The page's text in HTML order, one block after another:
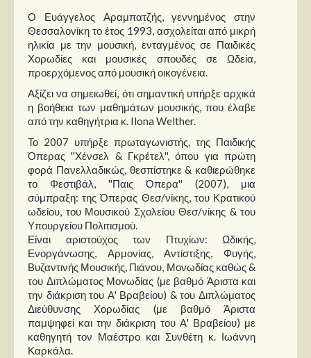
Ο Ευάγγελος Αραμπατζής, γεννημένος στην
Θεσσαλονίκη το έτος 1993, ασχολείται από μικρή
ηλικία με την μουσική, ενταγμένος σε Παιδικές
Χορωδίες και μουσικές σπουδές σε Ωδεία,
προερχόμενος από μουσική οικογένεια.
Αξίζει να σημειωθεί, ότι σημαντική υπήρξε αρχικά
η βοήθεια των μαθημάτων μουσικής, που έλαβε
από την καθηγήτρια κ. Ilona Welther.
Το 2007 υπήρξε πρωταγωνιστής, της Παιδικής
Όπερας ''Χένσελ & Γκρέτελ'', όπου για πρώτη
φορά Πανελλαδικώς, θεσπίστηκε & καθιερώθηκε
το Φεστιβάλ, ''Παις Όπερα'' (2007), μια
σύμπραξη: της Όπερας Θεσ/νίκης, του Κρατικού
ωδείου, του Μουσικού Σχολείου Θεσ/νίκης & του
Υπουργείου Πολιτισμού.
Είναι αριστούχος των Πτυχίων: Ωδικής,
Ενοργάνωσης, Αρμονίας, Αντίστιξης, Φυγής,
Βυζαντινής Μουσικής, Πιάνου, Μονωδίας καθώς &
του Διπλώματος Μονωδίας (με βαθμό Άριστα και
την διάκριση του Α' Βραβείου) & του Διπλώματος
Διεύθυνσης Χορωδίας (με βαθμό Άριστα
παμψηφεί και την διάκριση του Α' Βραβείου) με
καθηγητή τον Μαέστρο και Συνθέτη κ. Ιωάννη
Καρκάλα.